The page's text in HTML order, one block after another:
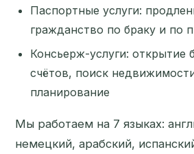
Паспортные услуги:
гражданство по браку и по
Консьерж-услуги: открытие
счётов, поиск
планирование
Мы работаем на 7 языках:
немецкий, арабский,